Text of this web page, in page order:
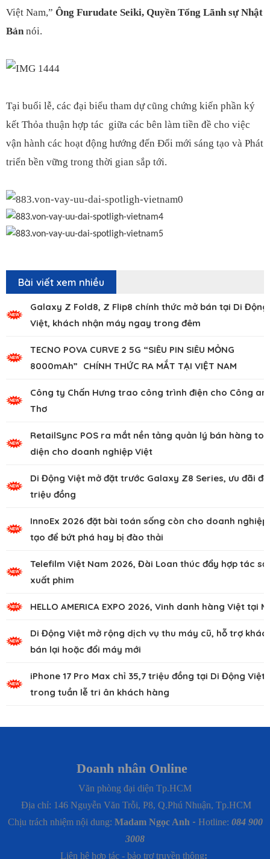
Việt Nam,” Ông Furudate Seiki, Quyền Tổng Lãnh sự Nhật
Bảnnói.
Tại buổi lễ, các đại biểu tham dự cũng chứng kiến phần ký
kết Thỏa thuận hợp tác giữa các bên làm tiền đề cho việc
vận hành các hoạt động hướng đến Đổi mới sáng tạo và Phát
triển bền vững trong thời gian sắp tới.
Bài viết xem nhiều
Galaxy Z Fold8, Z Flip8 chính thức mở bán tại Di Động
Việt, khách nhận máy ngay trong đêm
TECNO POVA CURVE 2 5G “SIÊU PIN SIÊU MỎNG
8000mAh” CHÍNH THỨC RA MẮT TẠI VIỆT NAM
Công ty Chấn Hưng trao công trình điện cho Công an
Thơ
RetailSync POS ra mắt nền tảng quản lý bán hàng
diện cho doanh nghiệp Việt
Di Động Việt mở đặt trước Galaxy Z8 Series, ưu đãi
triệu đồng
InnoEx 2026 đặt bài toán sống còn cho doanh
tạo để bứt phá hay bị đào thải
Telefilm Việt Nam 2026, Đài Loan thúc đẩy hợp tác
xuất phim
HELLO AMERICA EXPO 2026, Vinh danh hàng Việt tại
Di Động Việt mở rộng dịch vụ thu máy cũ, hỗ trợ
bán lại hoặc đổi máy mới
iPhone 17 Pro Max chỉ 35,7 triệu đồng tại Di Động Việt
trong tuần lễ tri ân khách hàng
Doanh nhân Online
Văn phòng đại diện Tp.HCM
Địa chỉ: 146 Nguyễn Văn Trỗi, P8, Q.Phú Nhuận, Tp.HCM
Chịu trách nhiệm nội dung: Madam Ngọc Anh- Hotline: 084 900
3008
Liên hệ hợp tác - bảo trợ truyền thông: